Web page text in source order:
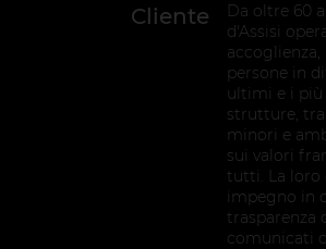
Cliente
Da oltre 60
d'Assisi
persone in
ultimi e i più
strutture,
minori e
sui valori
tutti. La loro
impegno in
trasparenza
comunicati